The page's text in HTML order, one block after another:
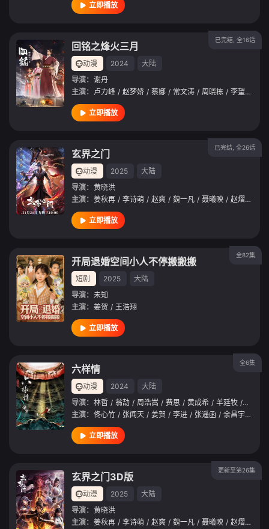
立即播放
已完结, 全16话
回铭之烽火三月
动漫 2024
大陆
导演： 谢丹
主演： 卢力峰 / 赵梦娇 / 蔡娜 / 常文涛 / 周晓栋 / 李望松
立即播放
已完结, 全26话
玄界之门
动漫 2025
大陆
导演： 黄晓洪
主演： 姜秋再 / 李诗萌 / 赵爽 / 魏一凡 / 聂曦映 / 赵熠彤
立即播放
全82集
开局退婚空间小人不停搬搬搬
短剧 2025
大陆
导演： 未知
主演： 姜贺 / 王浩翔
立即播放
全6集
六样情
动漫 2024
大陆
导演： 林哲 / 翁劼 / 周浩嵩 / 费思 / 黄成希 / 羊廷牧 / 人狼
主演： 佟心竹 / 张闻天 / 姜贺 / 李进 / 张遥函 / 余昌宇 /
立即播放
更新至第26集
玄界之门3D版
动漫 2025
大陆
导演： 黄晓洪
主演： 姜秋再 / 李诗萌 / 赵爽 / 魏一凡 / 聂曦映 / 赵熠彤